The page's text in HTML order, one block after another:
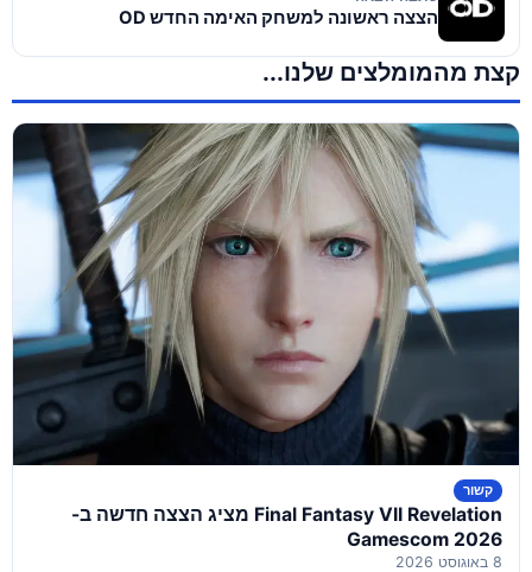
הצצה ראשונה למשחק האימה החדש OD
קצת מהמומלצים שלנו...
קשור
Final Fantasy VII Revelation מציג הצצה חדשה ב-
Gamescom 2026
8 באוגוסט 2026